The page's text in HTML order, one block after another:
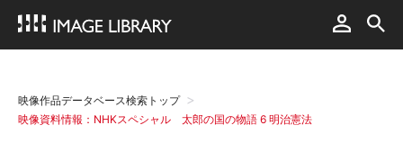
映像作品データベース検索トップ
映像資料情報：NHKスペシャル 太郎の国の物語 6 明治憲法